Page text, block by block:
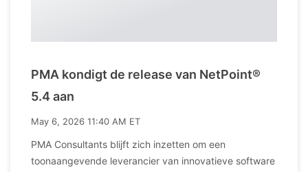
PMA kondigt de release van NetPoint®
5.4 aan
May 6, 2026 11:40 AM ET
PMA Consultants blijft zich inzetten om een
toonaangevende leverancier van innovatieve software